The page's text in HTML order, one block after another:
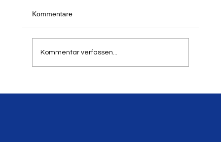
Kommentare
Kommentar verfassen...